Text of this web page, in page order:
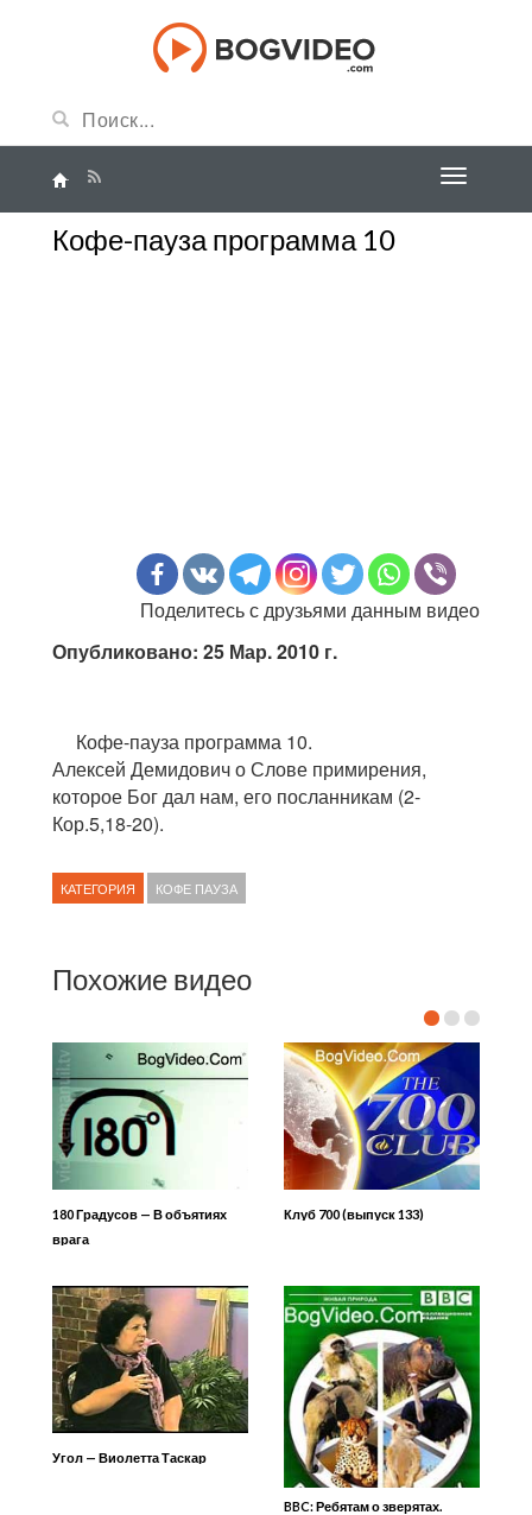
Кофе-пауза программа 10
Поделитесь с друзьями данным видео
Опубликовано: 25 Мар. 2010 г.
Кофе-пауза программа 10.
Алексей Демидович о Слове примирения,
которое Бог дал нам, его посланникам (2-
Кор.5,18-20).
КАТЕГОРИЯ КОФЕ ПАУЗА
Похожие видео
180 Градусов — В объятиях
врага
Клуб 700 (выпуск 133)
Угол — Виолетта Таскар
BBC: Ребятам о зверятах.